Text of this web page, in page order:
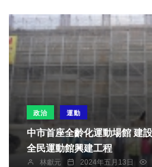
政治 運動
中市首座全齡化運動場館 建設局長陳大田視察烏日
全民運動館興建工程
林獻元 2024年五月13日